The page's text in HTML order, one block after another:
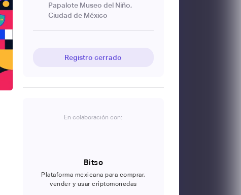
Papalote Museo del Niño,
Ciudad de México
Registro cerrado
En colaboración con:
Bitso
Plataforma mexicana para comprar,
vender y usar criptomonedas